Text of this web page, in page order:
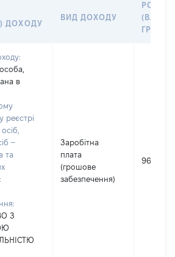
ДОХОДУ
ВИД ДОХОДУ
РОЗМІР
ГРН
в
реєстрі
–
та
З
Заробітна
плата
(грошове
забезпечення)
96000